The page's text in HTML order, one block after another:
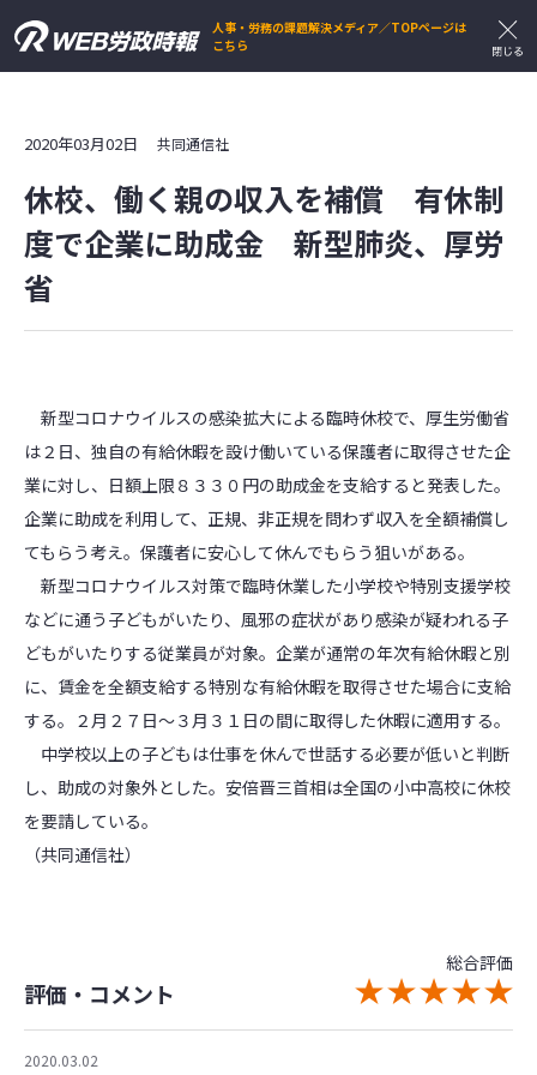
人事・労務の課題解決メディア／TOPページは
こちら
2020年03月02日 共同通信社
休校、働く親の収入を補償 有休制
度で企業に助成金 新型肺炎、厚労
省
新型コロナウイルスの感染拡大による臨時休校で、厚生労働省
は２日、独自の有給休暇を設け働いている保護者に取得させた企
業に対し、日額上限８３３０円の助成金を支給すると発表した。
企業に助成を利用して、正規、非正規を問わず収入を全額補償し
てもらう考え。保護者に安心して休んでもらう狙いがある。
新型コロナウイルス対策で臨時休業した小学校や特別支援学校
などに通う子どもがいたり、風邪の症状があり感染が疑われる子
どもがいたりする従業員が対象。企業が通常の年次有給休暇と別
に、賃金を全額支給する特別な有給休暇を取得させた場合に支給
する。２月２７日～３月３１日の間に取得した休暇に適用する。
中学校以上の子どもは仕事を休んで世話する必要が低いと判断
し、助成の対象外とした。安倍晋三首相は全国の小中高校に休校
を要請している。
（共同通信社）
評価・コメント
総合評価
2020.03.02